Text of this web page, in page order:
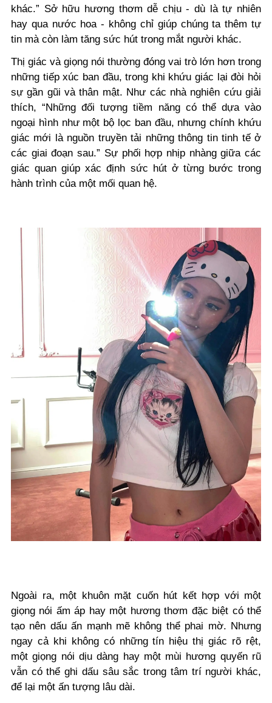
khác.” Sở hữu hương thơm dễ chịu - dù là tự nhiên
hay qua nước hoa - không chỉ giúp chúng ta thêm tự
tin mà còn làm tăng sức hút trong mắt người khác.
Thị giác và giọng nói thường đóng vai trò lớn hơn trong
những tiếp xúc ban đầu, trong khi khứu giác lại đòi hỏi
sự gần gũi và thân mật. Như các nhà nghiên cứu giải
thích, “Những đối tượng tiềm năng có thể dựa vào
ngoại hình như một bộ lọc ban đầu, nhưng chính khứu
giác mới là nguồn truyền tải những thông tin tinh tế ở
các giai đoạn sau.” Sự phối hợp nhịp nhàng giữa các
giác quan giúp xác định sức hút ở từng bước trong
hành trình của một mối quan hệ.
Ngoài ra, một khuôn mặt cuốn hút kết hợp với một
giọng nói ấm áp hay một hương thơm đặc biệt có thể
tạo nên dấu ấn mạnh mẽ không thể phai mờ. Nhưng
ngay cả khi không có những tín hiệu thị giác rõ rệt,
một giọng nói dịu dàng hay một mùi hương quyến rũ
vẫn có thể ghi dấu sâu sắc trong tâm trí người khác,
để lại một ấn tượng lâu dài.